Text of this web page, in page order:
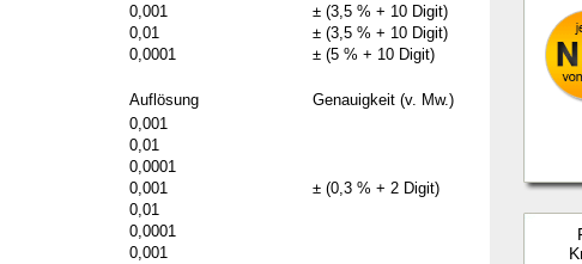
0,001
± (3,5 % + 10 Digit)
0,01
± (3,5 % + 10 Digit)
0,0001
± (5 % + 10 Digit)
Auflösung
Genauigkeit (v. Mw.)
0,001
± (0,3 % + 2 Digit)
0,01
0,0001
0,001
0,01
0,0001
0,001